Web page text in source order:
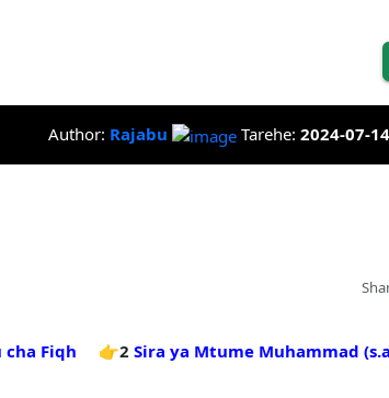
Author: Rajabu Tarehe: 2024-07-
cha Fiqh 👉2 Sira ya Mtume Muhammad